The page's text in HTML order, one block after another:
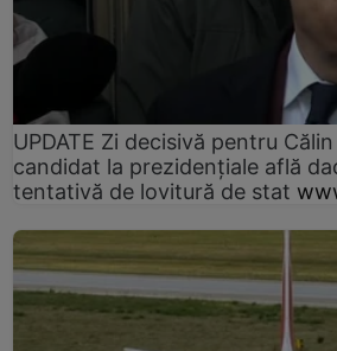
UPDATE Zi decisivă pentru
candidat la prezidențiale află
tentativă de lovitură de stat